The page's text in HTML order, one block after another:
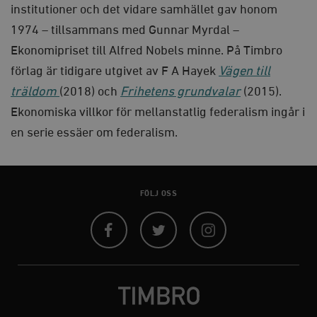
institutioner och det vidare samhället gav honom
1974 – tillsammans med Gunnar Myrdal –
Ekonomipriset till Alfred Nobels minne. På Timbro
förlag är tidigare utgivet av F A Hayek Vägen till
träldom (2018) och Frihetens grundvalar(2015).
Ekonomiska villkor för mellanstatlig federalism ingår i
en serie essäer om federalism.
FÖLJ OSS
Strikt nödvändiga kakor tillåter
kärnwebbplatsfunktioner som användarinloggning
och kontohantering. Webbplatsen kan inte användas
ordentligt utan strikt nödvändiga cookies.
Namn
Leverantör
Inc.
timbro.se